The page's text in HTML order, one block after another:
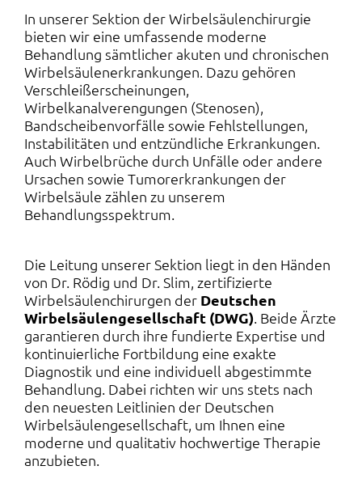
In unserer Sektion der Wirbelsäulenchirurgie
bieten wir eine umfassende moderne
Behandlung sämtlicher akuten und chronischen
Wirbelsäulenerkrankungen. Dazu gehören
Verschleißerscheinungen,
Wirbelkanalverengungen (Stenosen),
Bandscheibenvorfälle sowie Fehlstellungen,
Instabilitäten und entzündliche Erkrankungen.
Auch Wirbelbrüche durch Unfälle oder andere
Ursachen sowie Tumorerkrankungen der
Wirbelsäule zählen zu unserem
Behandlungsspektrum.
Die Leitung unserer Sektion liegt in den Händen
von Dr. Rödig und Dr. Slim, zertifizierte
Wirbelsäulenchirurgen der Deutschen
Wirbelsäulengesellschaft (DWG) . Beide Ärzte
garantieren durch ihre fundierte Expertise und
kontinuierliche Fortbildung eine exakte
Diagnostik und eine individuell abgestimmte
Behandlung. Dabei richten wir uns stets nach
den neuesten Leitlinien der Deutschen
Wirbelsäulengesellschaft, um Ihnen eine
moderne und qualitativ hochwertige Therapie
anzubieten.